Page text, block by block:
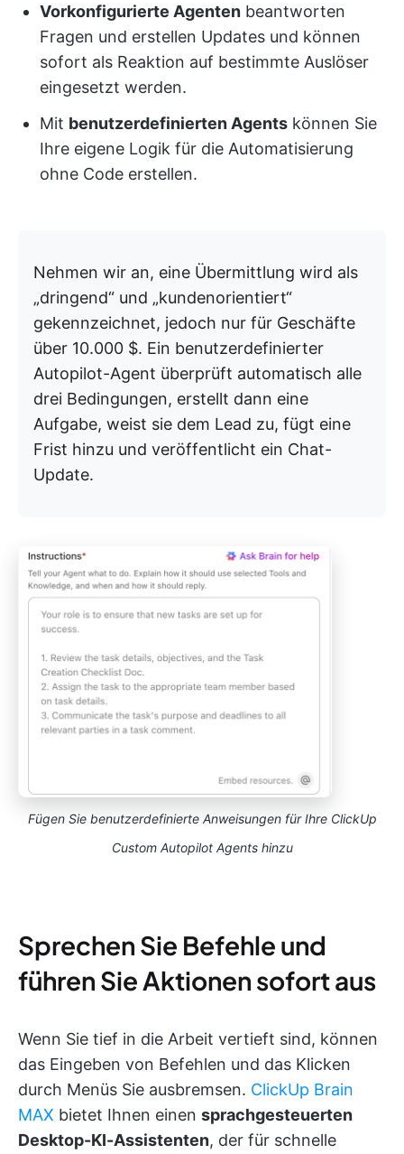
Vorkonfigurierte Agenten beantworten
Fragen und erstellen Updates und können
sofort als Reaktion auf bestimmte Auslöser
eingesetzt werden.
Mit benutzerdefinierten Agents können Sie
Ihre eigene Logik für die Automatisierung
ohne Code erstellen.
Nehmen wir an, eine Übermittlung wird als
„dringend“ und „kundenorientiert“
gekennzeichnet, jedoch nur für Geschäfte
über 10.000 $. Ein benutzerdefinierter
Autopilot-Agent überprüft automatisch alle
drei Bedingungen, erstellt dann eine
Aufgabe, weist sie dem Lead zu, fügt eine
Frist hinzu und veröffentlicht ein Chat-
Update.
Fügen Sie benutzerdefinierte Anweisungen für Ihre ClickUp
Custom Autopilot Agents hinzu
Sprechen Sie Befehle und
führen Sie Aktionen sofort aus
Wenn Sie tief in die Arbeit vertieft sind, können
das Eingeben von Befehlen und das Klicken
durch Menüs Sie ausbremsen. ClickUp Brain
MAX bietet Ihnen einen sprachgesteuerten
Desktop-KI-Assistenten, der für schnelle